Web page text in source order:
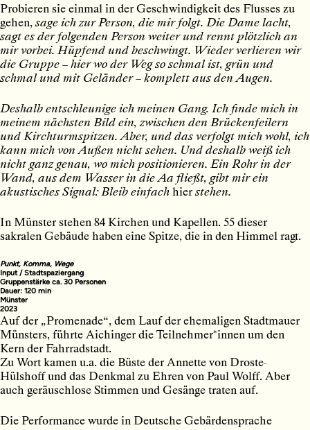
Probieren sie einmal in der Geschwindigkeit des Flusses zu
gehen, sage ich zur Person, die mir folgt. Die Dame lacht,
sagt es der folgenden Person weiter und rennt plötzlich an
mir vorbei. Hüpfend und beschwingt. Wieder verlieren wir
die Gruppe – hier wo der Weg so schmal ist, grün und
schmal und mit Geländer – komplett aus den Augen.
Deshalb entschleunige ich meinen Gang. Ich finde mich in
meinem nächsten Bild ein, zwischen den Brückenfeilern
und Kirchturmspitzen. Aber, und das verfolgt mich wohl, ich
kann mich von Außen nicht sehen. Und deshalb weiß ich
nicht ganz genau, wo mich positionieren. Ein Rohr in der
Wand, aus dem Wasser in die Aa fließt, gibt mir ein
akustisches Signal: Bleib einfach hierstehen.
In Münster stehen 84 Kirchen und Kapellen. 55 dieser
sakralen Gebäude haben eine Spitze, die in den Himmel ragt.
Punkt, Komma, Wege
Input / Stadtspaziergang
Gruppenstärke ca. 30 Personen
Dauer: 120 min
Münster
2023
Auf der „Promenade“, dem Lauf der ehemaligen Stadtmauer
Münsters, führte Aichinger die Teilnehmer*innen um den
Kern der Fahrradstadt.
Zu Wort kamen u.a. die Büste der Annette von Droste-
Hülshoff und das Denkmal zu Ehren von Paul Wolff. Aber
auch geräuschlose Stimmen und Gesänge traten auf.
Die Performance wurde in Deutsche Gebärdensprache